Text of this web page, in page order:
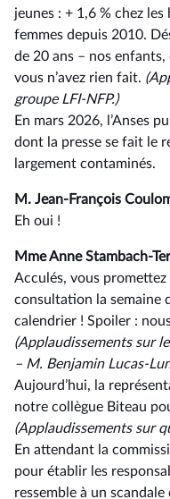
jeunes : + 1,6 % chez
femmes depuis 2010.
de 20 ans –⁠ nos enfants,
vous n’avez rien fait.
groupeLFI-NFP.)
En mars 2026, l’Anses
dont la presse se fait le
largement contaminés.
M. Jean-François
Eh oui !
Mme Anne Stambach-
Acculés, vous
consultation la semaine
calendrier ! Spoiler :
(Applaudissements sur
–⁠ M. Benjamin Lucas-
Aujourd’hui, la
notre collègue Biteau
(Applaudissements sur
En attendant la
pour établir les
ressemble à un